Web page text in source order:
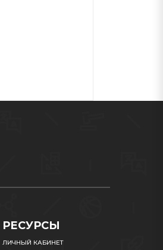
РЕСУРСЫ
ЛИЧНЫЙ КАБИНЕТ